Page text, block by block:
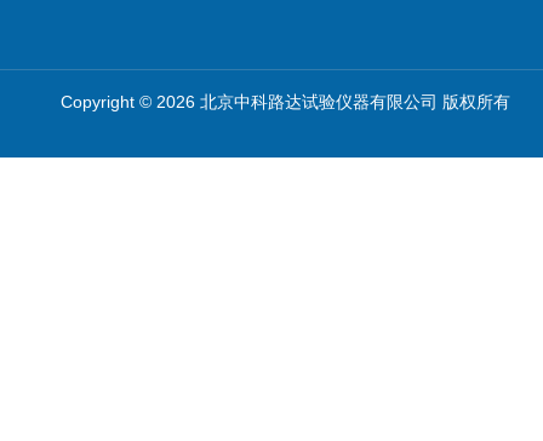
Copyright © 2026 北京中科路达试验仪器有限公司 版权所有